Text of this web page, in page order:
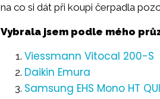
na co si dát při koupi čerpadla
Vybrala jsem podle mého
Viessmann Vitocal 200-S
Daikin Emura
Samsung EHS Mono HT